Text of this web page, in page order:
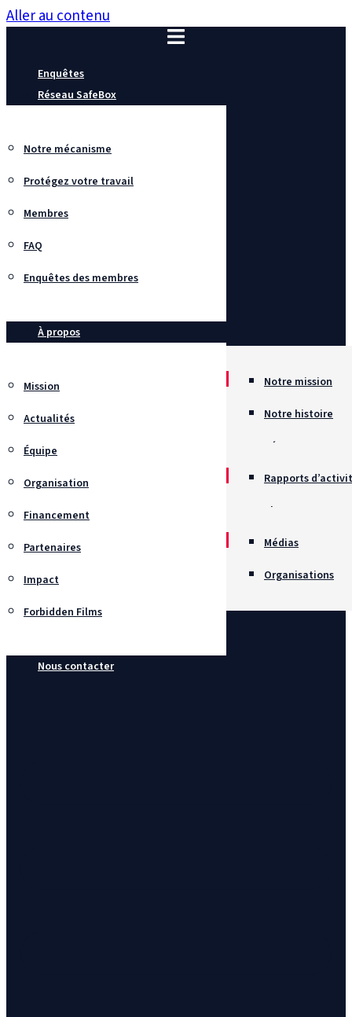
Aller au contenu
Enquêtes
Réseau SafeBox
Notre mécanisme
Protégez votre travail
Membres
FAQ
Enquêtes des membres
À propos
Mission Notre mission
Notre histoire
Récompenses
Actualités
Équipe
Organisation Rapports
Chartes
Recrutement
Financement
Partenaires Médias
Organisations
Impact
Forbidden Films
Nous contacter